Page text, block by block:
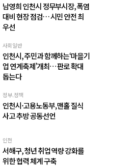
남영희 인천시 정무부시장, 폭염
대비 현장 점검… 시민 안전 최
우선
사회일반
인천시, 주민과 함께하는‘마을기
업 연계축제’개최… 판로 확대
돕는다
정부.정책
인천시·고용노동부, 맨홀 질식
사고 추방 공동선언
인천
서해구, 청년 취업 역량 강화를
위한 협력 체계 구축